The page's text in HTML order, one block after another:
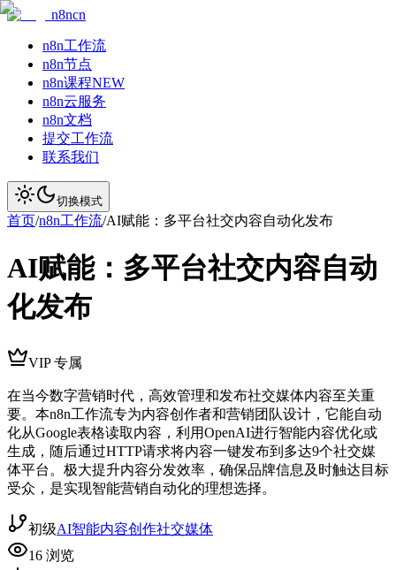
n8ncn
n8n工作流
n8n节点
n8n课程NEW
n8n云服务
n8n文档
提交工作流
联系我们
切换模式
首页/n8n工作流/AI赋能：多平台社交内容自动化发布
AI赋能：多平台社交内容自动
化发布
VIP 专属
在当今数字营销时代，高效管理和发布社交媒体内容至关重
要。本n8n工作流专为内容创作者和营销团队设计，它能自动
化从Google表格读取内容，利用OpenAI进行智能内容优化或
生成，随后通过HTTP请求将内容一键发布到多达9个社交媒
体平台。极大提升内容分发效率，确保品牌信息及时触达目标
受众，是实现智能营销自动化的理想选择。
初级AI智能内容创作社交媒体
16 浏览